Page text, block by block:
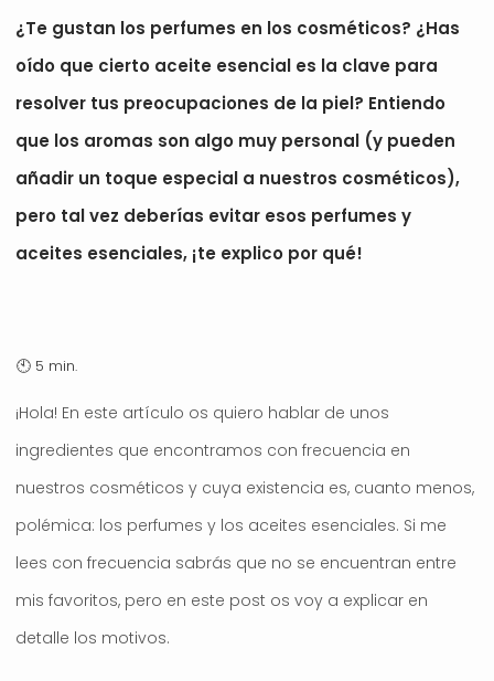
¿Te gustan los perfumes en los cosméticos? ¿Has
oído que cierto aceite esencial es la clave para
resolver tus preocupaciones de la piel? Entiendo
que los aromas son algo muy personal (y pueden
añadir un toque especial a nuestros cosméticos),
pero tal vez deberías evitar esos perfumes y
aceites esenciales, ¡te explico por qué!
¡Hola! En este artículo os quiero hablar de unos
ingredientes que encontramos con frecuencia en
nuestros cosméticos y cuya existencia es, cuanto menos,
polémica: los perfumes y los aceites esenciales. Si me
lees con frecuencia sabrás que no se encuentran entre
mis favoritos, pero en este post os voy a explicar en
detalle los motivos.